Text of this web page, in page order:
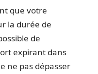
que votre
la durée de
de
expirant dans
ne pas dépasser